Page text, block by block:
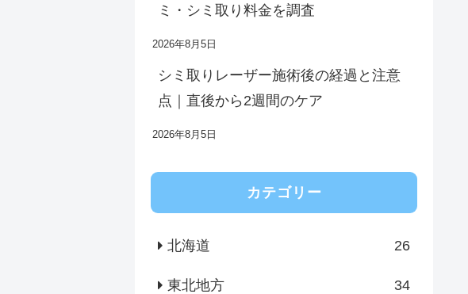
ミ・シミ取り料金を調査
2026年8月5日
シミ取りレーザー施術後の経過と注意
点｜直後から2週間のケア
2026年8月5日
カテゴリー
北海道 26
東北地方 34